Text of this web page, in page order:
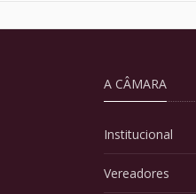
A CÂMARA
Institucional
Vereadores